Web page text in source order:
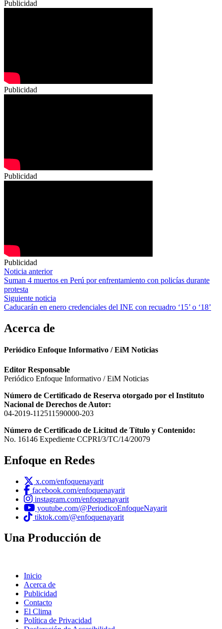
Publicidad
Publicidad
Publicidad
Publicidad
Navegación
de
entradas
Noticia anterior
Suman 4 muertos en Perú por enfrentamiento con policías durante
protesta
Siguiente noticia
Caducarán en enero credenciales del INE con recuadro ‘15’ o ‘18’
Acerca de
Periódico Enfoque Informativo / EiM Noticias
Editor Responsable
Periódico Enfoque Informativo / EiM Noticias
Número de Certificado de Reserva otorgado por el Instituto
Nacional de Derechos de Autor:
04-2019-112511590000-203
Número de Certificado de Licitud de Título y Contenido:
No. 16146 Expediente CCPRI/3/TC/14/20079
Enfoque en Redes
x.com/enfoquenayarit
facebook.com/enfoquenayarit
instagram.com/enfoquenayarit
youtube.com/@PeriodicoEnfoqueNayarit
tiktok.com/@enfoquenayarit
Una Producción de
Inicio
Acerca de
Publicidad
Contacto
El Clima
Política de Privacidad